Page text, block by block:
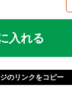
入れる
のリンクをコピー